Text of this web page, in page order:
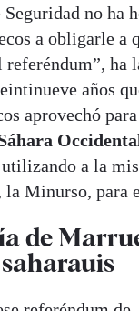
no ha
a obligarle a
ha
años
aprovechó
utilizando a la
Minurso, para
de